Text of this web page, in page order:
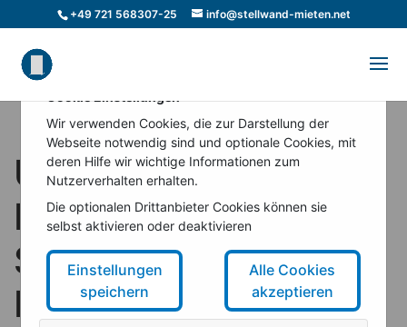
Wir verwenden Cookies, die zur Darstellung der
Webseite notwendig sind und optionale Cookies, mit
deren Hilfe wir wichtige Informationen zum
Nutzerverhalten erhalten.
Die optionalen Drittanbieter Cookies können sie
selbst aktivieren oder deaktivieren
Einstellungen
speichern
Alle Cookies
akzeptieren
+49 721 568307-25 info@stellwand-mieten.net
Umzug Lager Berlin –
Platz für mehr
Stellwände und
Pinnwände